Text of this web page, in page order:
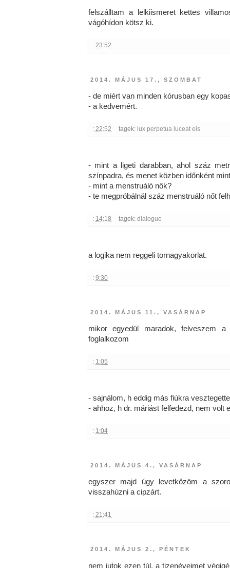
felszálltam a lelkiismeret kettes
vágóhídon kötsz ki.
: 23:52
2014. MÁJUS 17., SZOMBAT
- de miért van minden kórusban egy
- a kedvemért.
: 22:52 tagek: lux perpetua luceat eis
- mint a ligeti darabban, ahol száz
színpadra, és menet közben időnként
- mint a menstruáló nők?
- te megpróbálnál száz menstruáló nőt
: 14:18 tagek: dialogue
a logika nem reggeli tornagyakorlat.
: 9:30
2014. MÁJUS 11., VASÁRNAP
mikor egyedül maradok, felveszem
foglalkozom
: 1:05
- sajnálom, h eddig más fiúkra
- ahhoz, h dr. máriást felfedezd, nem volt
: 1:04
2014. MÁJUS 4., VASÁRNAP
egyszer majd úgy levetkőzöm a
visszahúzni a cipzárt.
: 21:41
2014. MÁJUS 2., PÉNTEK
nem jutok ezen túl. a tizenéveimet